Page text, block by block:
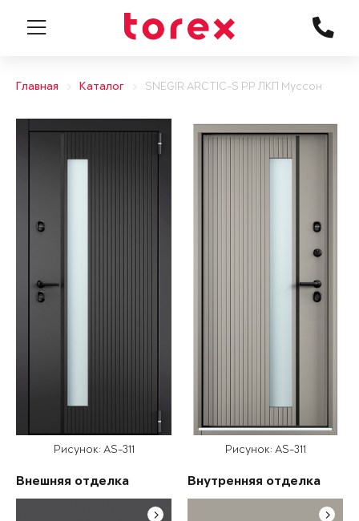
Главная Каталог SNEGIR ARCTIC-S PP ЛКП Муссон
Рисунок: AS-311
Внешняя отделка
Рисунок: AS-311
Внутренняя отделка